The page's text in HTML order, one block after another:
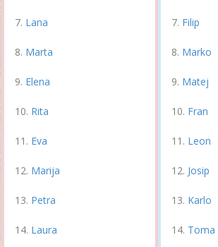
Lana
Marta
Elena
Rita
Eva
Marija
Petra
Laura
Filip
Marko
Matej
Fran
Leon
Josip
Karlo
Toma